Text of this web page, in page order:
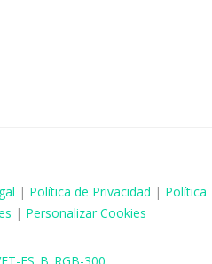
| Política de Privacidad | Política
| Personalizar Cookies